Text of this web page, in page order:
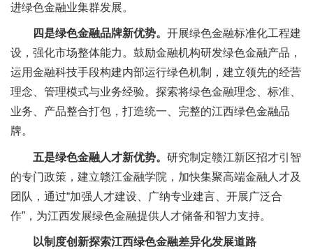
进绿色金融业集群发展。
四是绿色金融品牌新优势。 开展绿色金融标准化工程建
设，强化市场整体能力。鼓励金融机构研发绿色金融产品，
运用金融科技手段构建内部运行绿色机制，建立领先的经营
理念、管理模式与业务经验。探索将绿色金融理念、标准、
业务、产品整合打包，打造统一、完整的江西绿色金融品
牌。
五是绿色金融人才新优势。 研究制定赣江新区招才引智
的专门政策，建立赣江金融学院，加快集聚高端金融人才及
团队，通过“加强人才建设、广纳专业建言、开展广泛合
作”，为江西发展绿色金融提供人才储备和智力支持。
以制度创新探索江西绿色金融差异化发展道路